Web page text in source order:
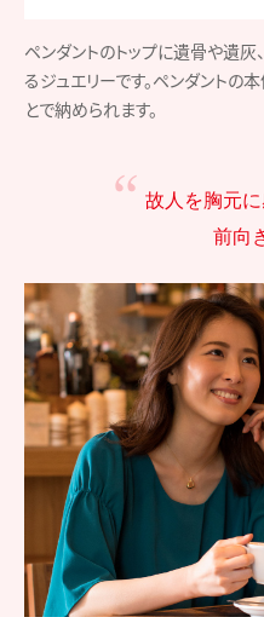
ペンダントのトップに遺骨や遺
るジュエリーです。ペンダントの
とで納められます。
故人を胸元に
前向